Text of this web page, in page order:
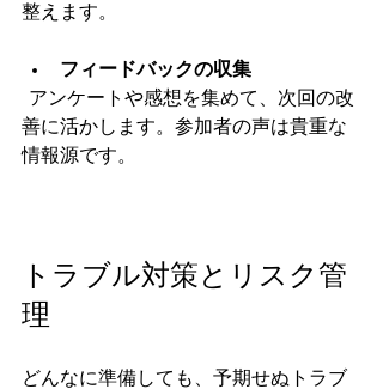
整えます。
フィードバックの収集
善に活かします。参加者の声は貴重な
情報源です。
トラブル対策とリスク管
理
どんなに準備しても、予期せぬトラブ